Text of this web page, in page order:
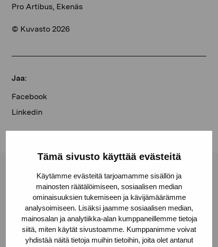
Tämä sivusto käyttää evästeitä
Käytämme evästeitä tarjoamamme sisällön ja
mainosten räätälöimiseen, sosiaalisen median
ominaisuuksien tukemiseen ja kävijämäärämme
analysoimiseen. Lisäksi jaamme sosiaalisen median,
mainosalan ja analytiikka-alan kumppaneillemme tietoja
siitä, miten käytät sivustoamme. Kumppanimme voivat
yhdistää näitä tietoja muihin tietoihin, joita olet antanut
Pro Artibus, Ekenäs
© Kuvasto 2026
Jaa:
Facebook
Linkedin
Pro Artibus -säätiö
Kustaa Vaasan katu 11
10600 Tammisaari
proartibus@proartibus.fi